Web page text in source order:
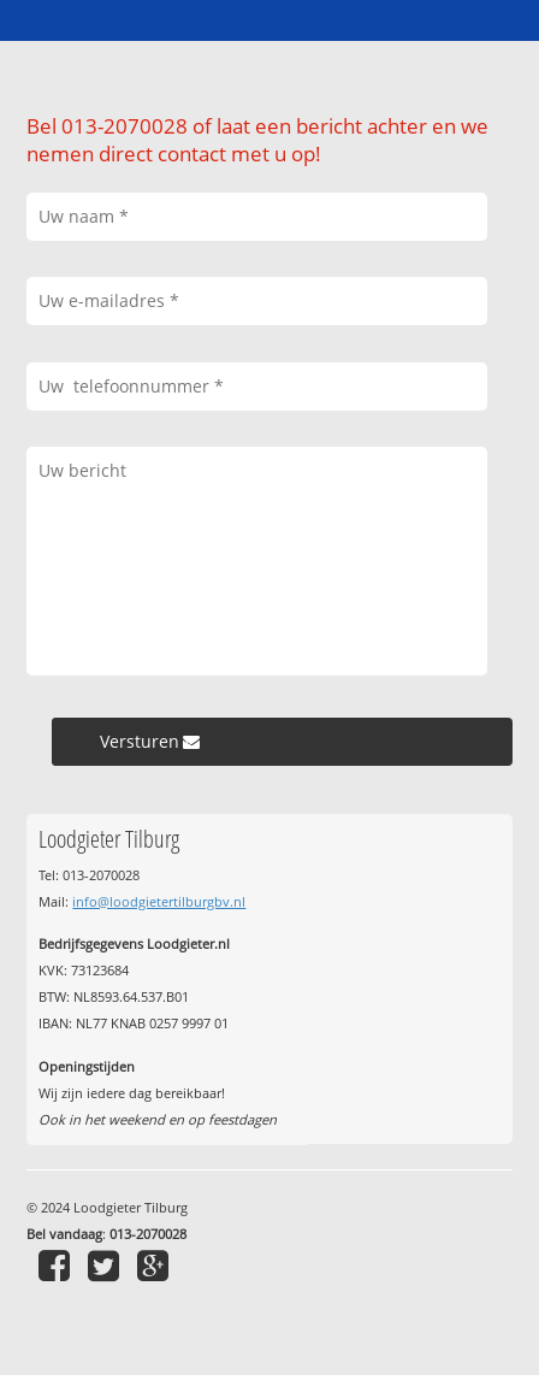
Bel 013-2070028 of laat een bericht achter en we
nemen direct contact met u op!
Versturen »
Loodgieter Tilburg
Tel: 013-2070028
Mail: info@loodgietertilburgbv.nl
Bedrijfsgegevens Loodgieter.nl
KVK: 73123684
BTW: NL8593.64.537.B01
IBAN: NL77 KNAB 0257 9997 01
Openingstijden
Wij zijn iedere dag bereikbaar!
Ook in het weekend en op feestdagen
© 2024 Loodgieter Tilburg
Bel vandaag:013-2070028